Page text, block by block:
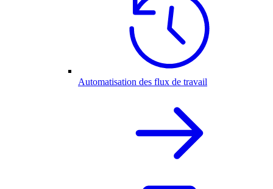
Automatisation des flux de travail